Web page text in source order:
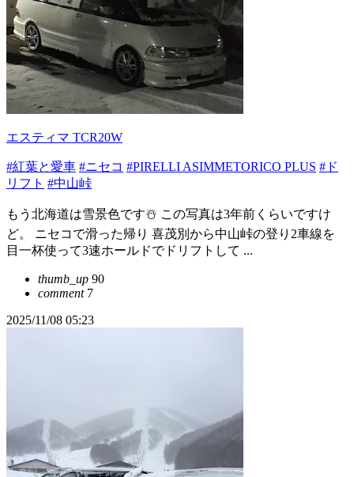
エスティマ TCR20W
#紅葉と愛車 #ニセコ #PIRELLI ASIMMETORICO PLUS #ド
リフト #中山峠
もう北海道は雪景色です☃️ この写真は3年前くらいですけ
ど。 ニセコで滑った帰り 喜茂別から中山峠の登り2車線を
目一杯使って3速ホールドでドリフトして ...
thumb_up 90
comment7
2025/11/08 05:23